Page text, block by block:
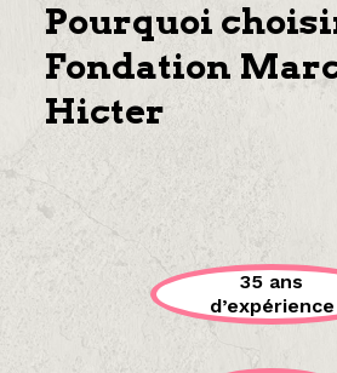
Pourquoi
Fondation
Hicter
35 ans
d’expérience